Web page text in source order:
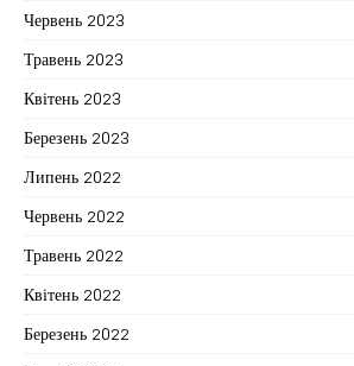
Червень 2023
Травень 2023
Квітень 2023
Березень 2023
Липень 2022
Червень 2022
Травень 2022
Квітень 2022
Березень 2022